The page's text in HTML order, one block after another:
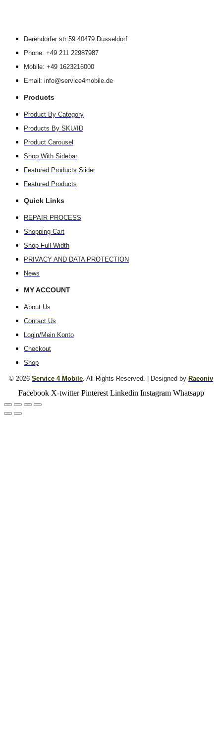
Derendorfer str 59 40479 Düsseldorf
Phone: +49 211 22987987
Mobile: +49 1623216000
Email: info@service4mobile.de
Products
Product By Category
Products By SKU/ID
Product Carousel
Shop With Sidebar
Featured Products Slider
Featured Products
Quick Links
REPAIR PROCESS
Shopping Cart
Shop Full Width
PRIVACY AND DATA PROTECTION
News
MY ACCOUNT
About Us
Contact Us
Login/Mein Konto
Checkout
Shop
© 2026 Service 4 Mobile. All Rights Reserved. | Designed by Raeoniv
Facebook X-twitter Pinterest Linkedin Instagram Whatsapp